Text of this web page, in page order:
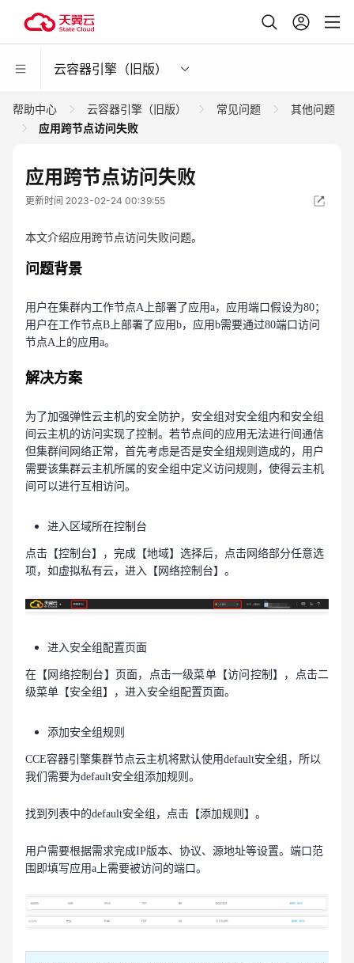
云容器引擎（旧版）
帮助中心 云容器引擎（旧版） 常见问题
其他问题
应用跨节点访问失败
应用跨节点访问失败
更新时间 2023-02-24 00:39:55
本文介绍应用跨节点访问失败问题。
问题背景
用户在集群内工作节点A上部署了应用a，应用端口假设为80；
用户在工作节点B上部署了应用b，应用b需要通过80端口访问
节点A上的应用a。
解决方案
为了加强弹性云主机的安全防护，安全组对安全组内和安全组
间云主机的访问实现了控制。若节点间的应用无法进行间通信
但集群间网络正常，首先考虑是否是安全组规则造成的，用户
需要该集群云主机所属的安全组中定义访问规则，使得云主机
间可以进行互相访问。
进入区域所在控制台
点击【控制台】，完成【地域】选择后，点击网络部分任意选
项，如虚拟私有云，进入【网络控制台】。
进入安全组配置页面
在【网络控制台】页面，点击一级菜单【访问控制】，点击二
级菜单【安全组】，进入安全组配置页面。
添加安全组规则
CCE容器引擎集群节点云主机将默认使用default安全组，所以
我们需要为default安全组添加规则。
找到列表中的default安全组，点击【添加规则】。
用户需要根据需求完成IP版本、协议、源地址等设置。端口范
围即填写应用a上需要被访问的端口。